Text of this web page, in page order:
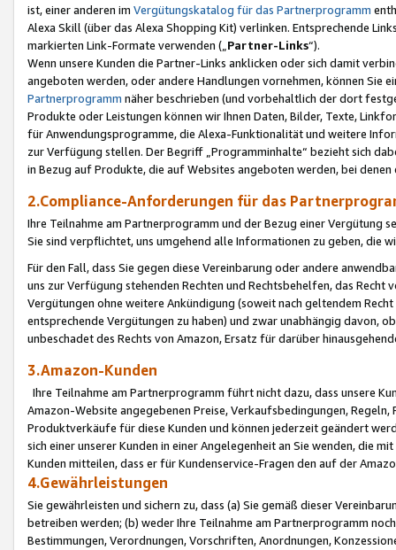
ist, einer anderen im Vergütungskatalog für das Partnerprogramm
Alexa Skill (über das Alexa Shopping Kit) verlinken. Entsprechende
markierten Link-Formate verwenden („ Partner-Links“).
Wenn unsere Kunden die Partner-Links anklicken oder sich damit
angeboten werden, oder andere Handlungen vornehmen, können Sie
Partnerprogramm näher beschrieben (und vorbehaltlich der dort
Produkte oder Leistungen können wir Ihnen Daten, Bilder, Texte,
für Anwendungsprogramme, die Alexa-Funktionalität und weitere
zur Verfügung stellen. Der Begriff „Programminhalte“ bezieht sich
in Bezug auf Produkte, die auf Websites angeboten werden, bei
2.Compliance-Anforderungen für das
Ihre Teilnahme am Partnerprogramm und der Bezug einer Vergütung
Sie sind verpflichtet, uns umgehend alle Informationen zu geben, die
Für den Fall, dass Sie gegen diese Vereinbarung oder andere
uns zur Verfügung stehenden Rechten und Rechtsbehelfen, das
Vergütungen ohne weitere Ankündigung (soweit nach geltendem
entsprechende Vergütungen zu haben) und zwar unabhängig davon,
unbeschadet des Rechts von Amazon, Ersatz für darüber
3.Amazon-Kunden
Ihre Teilnahme am Partnerprogramm führt nicht dazu, dass unsere
Amazon-Website angegebenen Preise, Verkaufsbedingungen,
Produktverkäufe für diese Kunden und können jederzeit geändert
sich einer unserer Kunden in einer Angelegenheit an Sie wenden, die
Kunden mitteilen, dass er für Kundenservice-Fragen den auf der
4.Gewährleistungen
Sie gewährleisten und sichern zu, dass (a) Sie gemäß dieser
betreiben werden; (b) weder Ihre Teilnahme am Partnerprogramm
Bestimmungen, Verordnungen, Vorschriften, Anordnungen,